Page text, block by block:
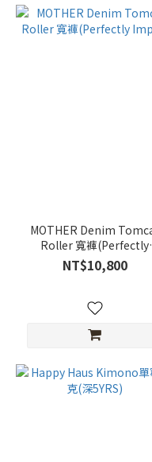
MOTHER Denim
Roller 寬褲(Perfectly
Imper)
NT$10,800